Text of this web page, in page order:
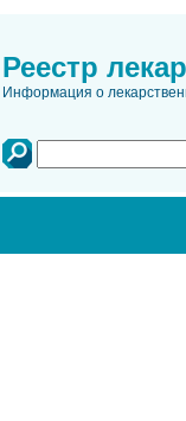
Реестр
Информация о